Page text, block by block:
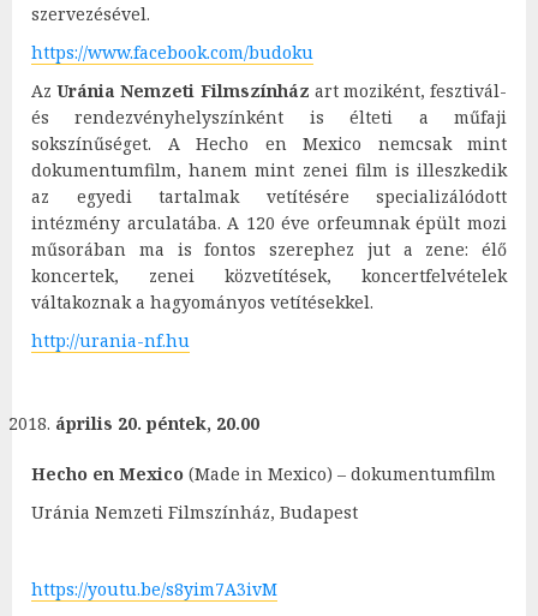
szervezésével.
https://www.facebook.com/budoku
AzUránia Nemzeti Filmszínház art moziként, fesztivál-
és rendezvényhelyszínként is élteti a műfaji
sokszínűséget. A Hecho en Mexico nemcsak mint
dokumentumfilm, hanem mint zenei film is illeszkedik
az egyedi tartalmak vetítésére specializálódott
intézmény arculatába. A 120 éve orfeumnak épült mozi
műsorában ma is fontos szerephez jut a zene: élő
koncertek, zenei közvetítések, koncertfelvételek
váltakoznak a hagyományos vetítésekkel.
http://urania-nf.hu
április 20. péntek, 20.00
Hecho en Mexico (Made in Mexico) – dokumentumfilm
Uránia Nemzeti Filmszínház, Budapest
https://youtu.be/s8yim7A3ivM